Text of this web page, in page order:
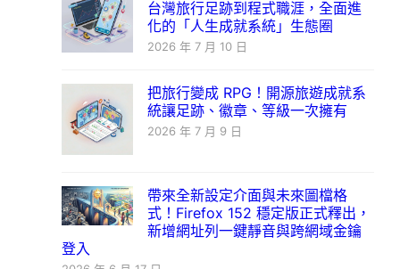
台灣旅行足跡到程式職涯，全面進
化的「人生成就系統」生態圈
2026 年 7 月 10 日
把旅行變成 RPG！開源旅遊成就系
統讓足跡、徽章、等級一次擁有
2026 年 7 月 9 日
帶來全新設定介面與未來圖檔格
式！Firefox 152 穩定版正式釋出，
新增網址列一鍵靜音與跨網域金鑰
登入